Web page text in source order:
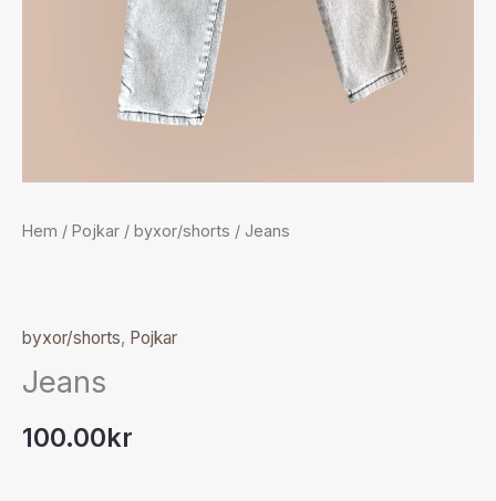
Hem / Pojkar / byxor/shorts / Jeans
byxor/shorts, Pojkar
Jeans
100.00kr